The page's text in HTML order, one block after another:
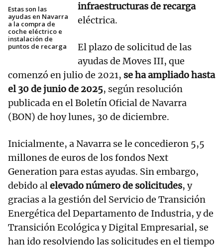
Estas son las
ayudas en Navarra
a la compra de
coche eléctrico e
instalación de
puntos de recarga
infraestructuras de recarga
eléctrica.
El plazo de solicitud de las
ayudas de Moves III, que
comenzó en julio de 2021, se ha ampliado hasta
el 30 de junio de 2025, según resolución
publicada en el Boletín Oficial de Navarra
(BON) de hoy lunes, 30 de diciembre.
Inicialmente, a Navarra se le concedieron 5,5
millones de euros de los fondos Next
Generation para estas ayudas. Sin embargo,
debido alelevado número de solicitudes, y
gracias a la gestión del Servicio de Transición
Energética del Departamento de Industria, y de
Transición Ecológica y Digital Empresarial, se
han ido resolviendo las solicitudes en el tiempo